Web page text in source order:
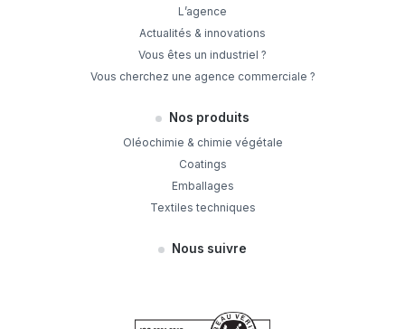
L’agence
Actualités & innovations
Vous êtes un industriel ?
Vous cherchez une agence commerciale ?
Nos produits
Oléochimie & chimie végétale
Coatings
Emballages
Textiles techniques
Nous suivre